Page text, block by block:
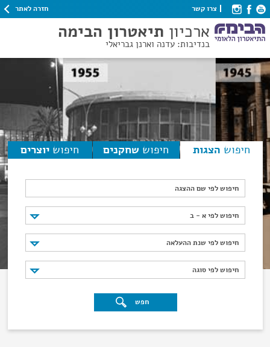
צרו קשר חזרה לאתר
ארכיון תיאטרון הבימה
בנדיבות: עדנה וארנן גבריאלי
חיפוש הצגות חיפוש שחקנים חיפוש יוצרים
חיפוש לפי שם ההצגה
חיפוש לפי א - ב
חיפוש לפי א - ב
חיפוש לפי שנת ההעלאה
חיפוש לפי שנת ההעלאה
חיפוש לפי סוגה
חיפוש לפי סוגה
חפש